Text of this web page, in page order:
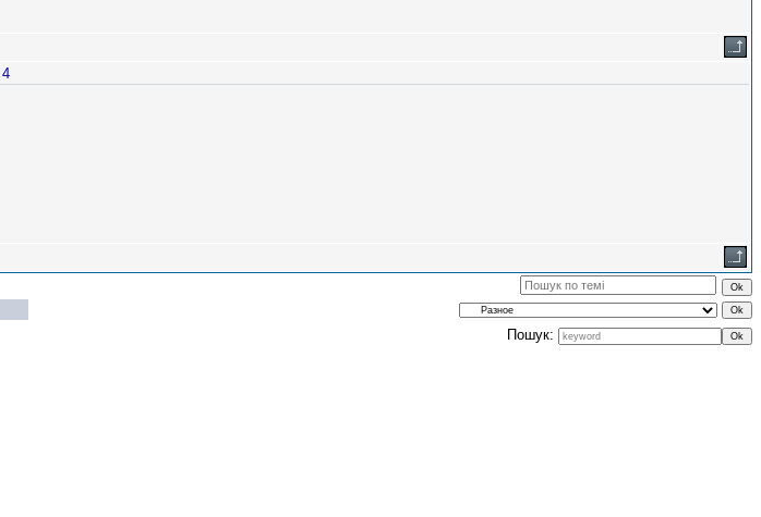
4
Пошук: